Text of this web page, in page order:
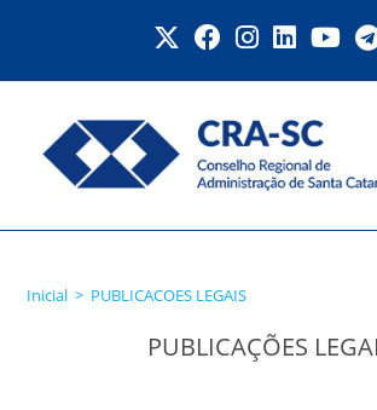
Inicial > PUBLICACOES LEGAIS
PUBLICAÇÕES